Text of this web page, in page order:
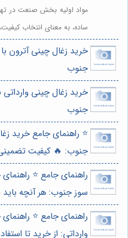
مواد اولیه بخش صنعت در
ساده، به معنای انتخاب
خرید زغال چینی آترون
جنوب
خرید زغال چینی
جنوب
⭐️ راهنمای جامع خرید
جنوب: 🔥 کیفیت
راهنمای جامع ⭐️
سوز جنوب: هر آنچه باید
راهنمای جامع ⭐️
وارداتی: از خرید تا